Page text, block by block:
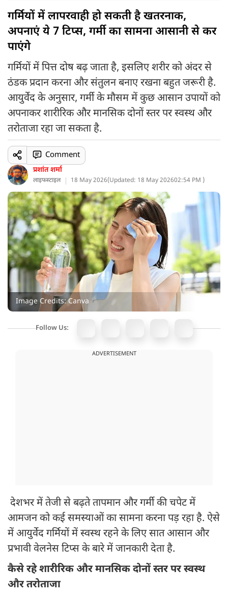
गर्मियों में लापरवाही हो सकती है खतरनाक,
अपनाएं ये 7 टिप्स, गर्मी का सामना आसानी से कर
पाएंगे
गर्मियों में पित्त दोष बढ़ जाता है, इसलिए शरीर को अंदर से
ठंडक प्रदान करना और संतुलन बनाए रखना बहुत जरूरी है.
आयुर्वेद के अनुसार, गर्मी के मौसम में कुछ आसान उपायों को
अपनाकर शारीरिक और मानसिक दोनों स्तर पर स्वस्थ और
तरोताजा रहा जा सकता है.
प्रशांत शर्मा
लाइफस्टाइल 18 May 2026(Updated: 18 May 202602:54 PM )
Comment
Image Credits: Canva
Follow Us:
ADVERTISEMENT
देशभर में तेजी से बढ़ते तापमान और गर्मी की चपेट में
आमजन को कई समस्याओं का सामना करना पड़ रहा है. ऐसे
में आयुर्वेद गर्मियों में स्वस्थ रहने के लिए सात आसान और
प्रभावी वेलनेस टिप्स के बारे में जानकारी देता है.
कैसे रहे शारीरिक और मानसिक दोनों स्तर पर स्वस्थ
और तरोताजा